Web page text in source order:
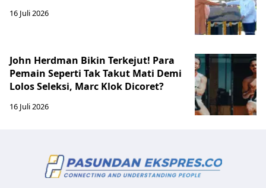
16 Juli 2026
John Herdman Bikin Terkejut! Para
Pemain Seperti Tak Takut Mati Demi
Lolos Seleksi, Marc Klok Dicoret?
16 Juli 2026